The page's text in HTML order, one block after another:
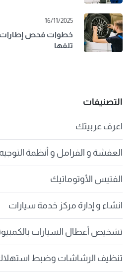
16/11/2025
خطوات فحص إطارات
تلفها
التصنيفات
اعرف عربيتك
العفشة و الفرامل و أنظمة التوجيه
الفتيس الأوتوماتيك
انشاء و إدارة مركز خدمة سيارات
تشخيص أعطال السيارات
تنظيف الرشاشات وضبط